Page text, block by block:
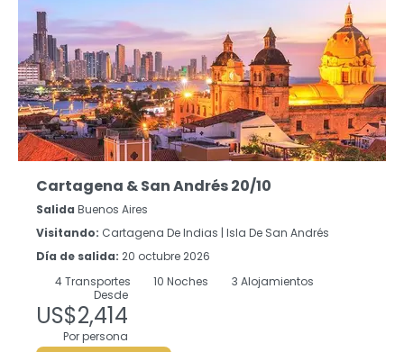
Cartagena & San Andrés 20/10
Salida Buenos Aires
Visitando: Cartagena De Indias | Isla De San Andrés
Día de salida: 20 octubre 2026
4Transportes 10 Noches
3 Alojamientos
Desde
US$2,414
Por persona